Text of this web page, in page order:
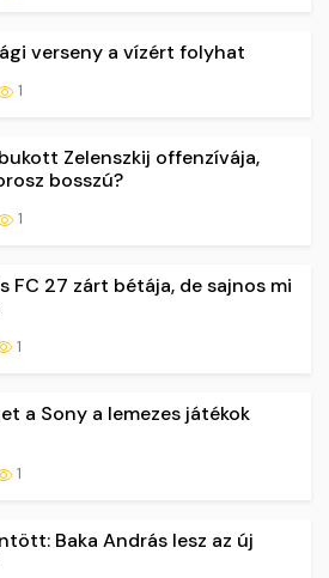
verseny a vízért folyhat
1
Zelenszkij offenzívája,
bosszú?
1
FC 27 zárt bétája, de sajnos mi
1
a Sony a lemezes játékok
1
Baka András lesz az új